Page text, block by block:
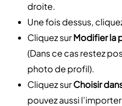
droite.
Une fois dessus,
Cliquez surModifier la
(Dans ce cas restez
photo de profil).
Cliquez surChoisir
pouvez aussi